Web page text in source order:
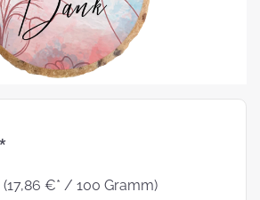
(17,86 €* / 100 Gramm)